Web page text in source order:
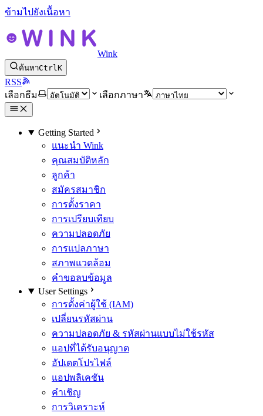
ข้ามไปยังเนื้อหา
Wink
ค้นหาCtrlK
RSS
เลือกธีม
เลือกภาษา
Getting Started
แนะนำ Wink
คุณสมบัติหลัก
ลูกค้า
สมัครสมาชิก
การตั้งราคา
การเปรียบเทียบ
ความปลอดภัย
การแปลภาษา
สภาพแวดล้อม
คำขอลบข้อมูล
User Settings
การตั้งค่าผู้ใช้ (IAM)
เปลี่ยนรหัสผ่าน
ความปลอดภัย & รหัสผ่านแบบไม่ใช้รหัส
แอปที่ได้รับอนุญาต
อัปเดตโปรไฟล์
แอปพลิเคชัน
คำเชิญ
การวิเคราะห์